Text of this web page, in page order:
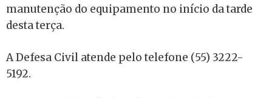
manutenção do equipamento no início da tarde
desta terça.
A Defesa Civil atende pelo telefone (55) 3222-
5192.